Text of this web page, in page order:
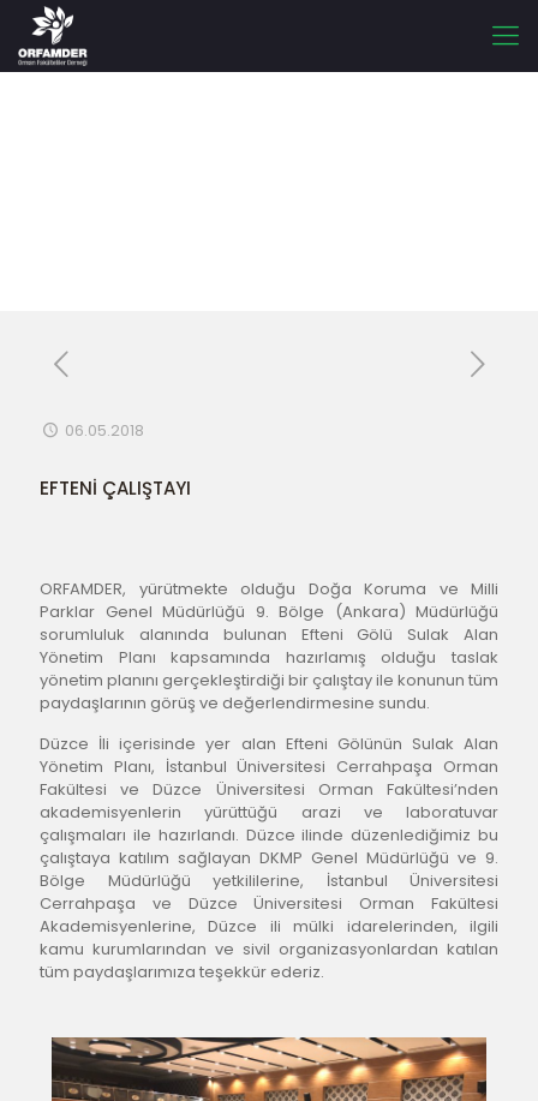
06.05.2018
EFTENİ ÇALIŞTAYI
ORFAMDER, yürütmekte olduğu Doğa Koruma ve Milli
Parklar Genel Müdürlüğü 9. Bölge (Ankara) Müdürlüğü
sorumluluk alanında bulunan Efteni Gölü Sulak Alan
Yönetim Planı kapsamında hazırlamış olduğu taslak
yönetim planını gerçekleştirdiği bir çalıştay ile konunun tüm
paydaşlarının görüş ve değerlendirmesine sundu.
Düzce İli içerisinde yer alan Efteni Gölünün Sulak Alan
Yönetim Planı, İstanbul Üniversitesi Cerrahpaşa Orman
Fakültesi ve Düzce Üniversitesi Orman Fakültesi’nden
akademisyenlerin yürüttüğü arazi ve laboratuvar
çalışmaları ile hazırlandı. Düzce ilinde düzenlediğimiz bu
çalıştaya katılım sağlayan DKMP Genel Müdürlüğü ve 9.
Bölge Müdürlüğü yetkililerine, İstanbul Üniversitesi
Cerrahpaşa ve Düzce Üniversitesi Orman Fakültesi
Akademisyenlerine, Düzce ili mülki idarelerinden, ilgili
kamu kurumlarından ve sivil organizasyonlardan katılan
tüm paydaşlarımıza teşekkür ederiz.